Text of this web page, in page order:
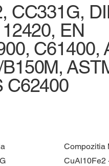
CC331G,
EN
C61400,
C62400
Compozitia
CuAl10Fe2